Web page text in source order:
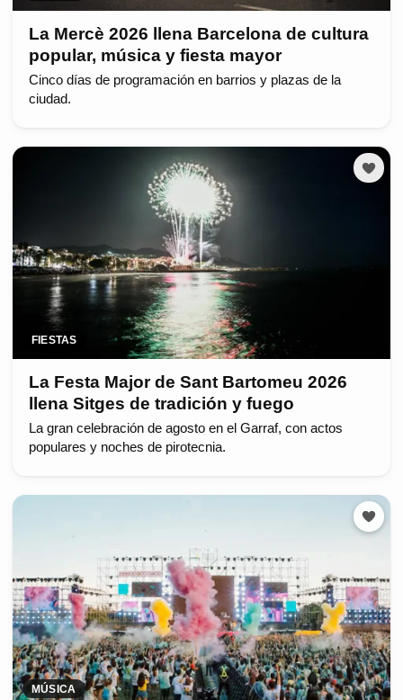
La Mercè 2026 llena Barcelona de cultura
popular, música y fiesta mayor
Cinco días de programación en barrios y plazas de la
ciudad.
FIESTAS
La Festa Major de Sant Bartomeu 2026
llena Sitges de tradición y fuego
La gran celebración de agosto en el Garraf, con actos
populares y noches de pirotecnia.
MÚSICA